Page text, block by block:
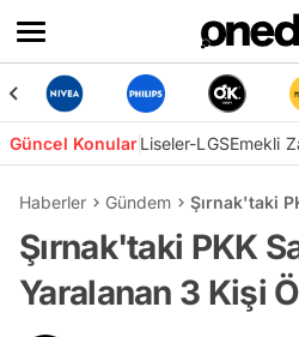
Güncel KonularLiseler-LGSEmekli
Haberler Gündem Şırnak'taki
Şırnak'taki PKK
Yaralanan 3 Kişi